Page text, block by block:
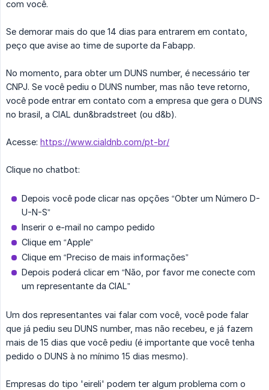
com você.
Se demorar mais do que 14 dias para entrarem em contato,
peço que avise ao time de suporte da Fabapp.
No momento, para obter um DUNS number, é necessário ter
CNPJ. Se você pediu o DUNS number, mas não teve retorno,
você pode entrar em contato com a empresa que gera o DUNS
no brasil, a CIAL dun&bradstreet (ou d&b).
Acesse: https://www.cialdnb.com/pt-br/
Clique no chatbot:
Depois você pode clicar nas opções “Obter um Número D-
U-N-S”
Inserir o e-mail no campo pedido
Clique em “Apple”
Clique em “Preciso de mais informações”
Depois poderá clicar em “Não, por favor me conecte com
um representante da CIAL”
Um dos representantes vai falar com você, você pode falar
que já pediu seu DUNS number, mas não recebeu, e já fazem
mais de 15 dias que você pediu (é importante que você tenha
pedido o DUNS à no mínimo 15 dias mesmo).
Empresas do tipo 'eireli' podem ter algum problema com o